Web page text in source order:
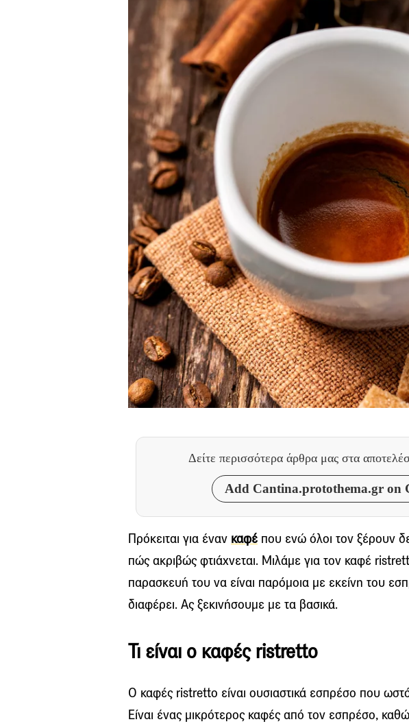
Δείτε περισσότερα άρθρα μας στα
Add Cantina.protothema.gr on
Πρόκειται για έναν καφέ που ενώ όλοι τον ξέρουν
πώς ακριβώς φτιάχνεται. Μιλάμε για τον καφέ
παρασκευή του να είναι παρόμοια με εκείνη του
διαφέρει. Ας ξεκινήσουμε με τα βασικά.
Τι είναι o καφές ristretto
Ο καφές ristretto είναι ουσιαστικά εσπρέσο που
Είναι ένας μικρότερος καφές από τον εσπρέσο,